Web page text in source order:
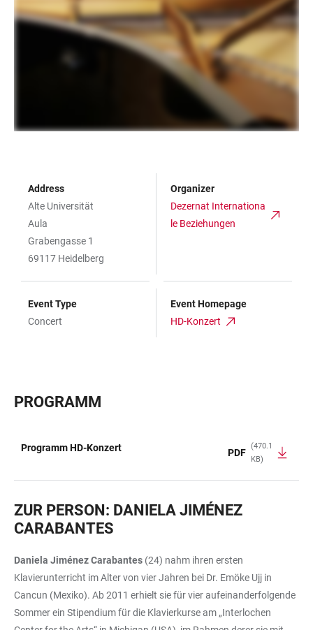
Address
Alte Universität
Aula
Grabengasse 1
69117 Heidelberg
Organizer
Dezernat Internationa
le Beziehungen
Event Type
Concert
Event Homepage
HD-Konzert
PROGRAMM
Programm HD-Konzert PDF
(470.1
KB)
ZUR PERSON: DANIELA JIMÉNEZ
CARABANTES
Daniela Jiménez Carabantes (24) nahm ihren ersten
Klavierunterricht im Alter von vier Jahren bei Dr. Emöke Ujj in
Cancun (Mexiko). Ab 2011 erhielt sie für vier aufeinanderfolgende
Sommer ein Stipendium für die Klavierkurse am „Interlochen